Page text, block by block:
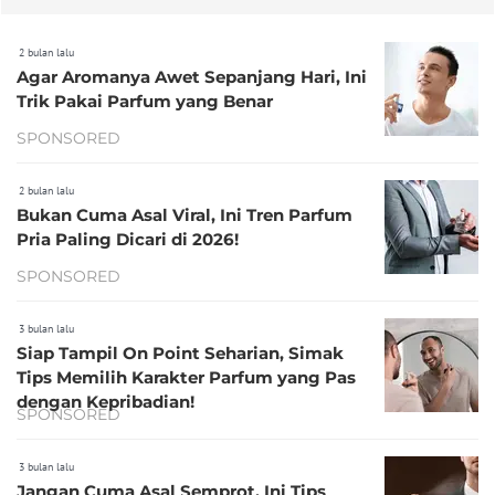
2 bulan lalu
Agar Aromanya Awet Sepanjang Hari, Ini
Trik Pakai Parfum yang Benar
SPONSORED
2 bulan lalu
Bukan Cuma Asal Viral, Ini Tren Parfum
Pria Paling Dicari di 2026!
SPONSORED
3 bulan lalu
Siap Tampil On Point Seharian, Simak
Tips Memilih Karakter Parfum yang Pas
dengan Kepribadian!
SPONSORED
3 bulan lalu
Jangan Cuma Asal Semprot, Ini Tips